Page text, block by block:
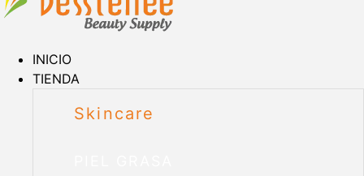
INICIO
TIENDA
Skincare